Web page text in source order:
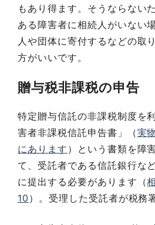
もあり得ます。そうならない
ある障害者に相続人がいない
人や団体に寄付するなどの取
方がいいです。
贈与税非課税の申告
特定贈与信託の非課税制度を
害者非課税信託申告書」（実
にあります ）という書類を障
て、受託者である信託銀行な
に提出する必要があります（
10 ）。受理した受託者が税務